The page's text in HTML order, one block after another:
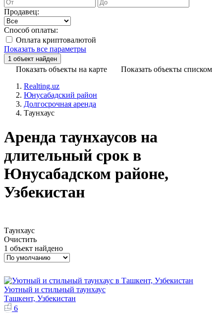
Продавец:
Способ оплаты:
Оплата криптовалютой
Показать все параметры
Показать объекты на карте
Показать объекты списком
Realting.uz
Юнусабадский район
Долгосрочная аренда
Таунхаус
Аренда таунхаусов на
длительный срок в
Юнусабадском районе,
Узбекистан
Таунхаус
Очистить
1 объект найдено
Уютный и стильный таунхаус
Ташкент, Узбекистан
6